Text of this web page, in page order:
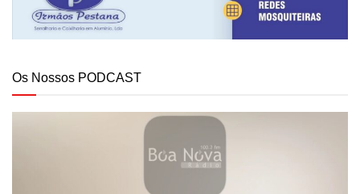
Os Nossos PODCAST